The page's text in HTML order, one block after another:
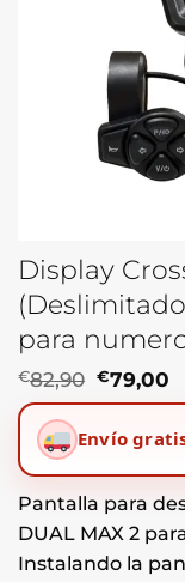
Display
para
€82,90 El
precio
era:
€79,00
Envío
Pantalla para
DUAL MAX 2
Instalando la